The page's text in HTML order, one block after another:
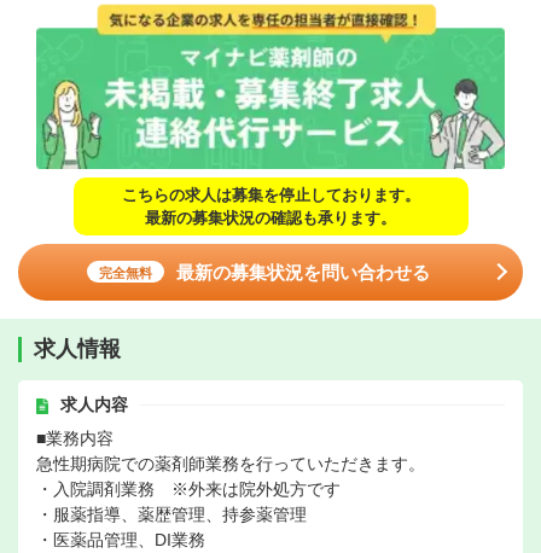
こちらの求人は募集を停止しております。
最新の募集状況の確認も承ります。
完全無料 最新の募集状況を問い合わせる
求人情報
求人内容
■業務内容
急性期病院での薬剤師業務を行っていただきます。
・入院調剤業務 ※外来は院外処方です
・服薬指導、薬歴管理、持参薬管理
・医薬品管理、DI業務